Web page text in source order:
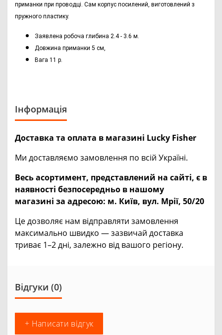
приманки при проводці. Сам корпус посилений, виготовлений з
пружного пластику.
Заявлена робоча глибина 2.4 - 3.6 м.
Довжина приманки 5 см,
Вага 11 р.
Інформація
Доставка та оплата в магазині Lucky Fisher
Ми доставляємо замовлення по всій Україні.
Весь асортимент, представлений на сайті, є в
наявності безпосередньо в нашому
магазині за адресою: м. Київ, вул. Мрії, 50/20
Це дозволяє нам відправляти замовлення
максимально швидко — зазвичай доставка
триває 1–2 дні, залежно від вашого регіону.
Відгуки (0)
+ Написати відгук